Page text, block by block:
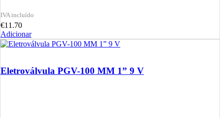
€11.70
Adicionar
Eletroválvula PGV-100 MM 1” 9 V